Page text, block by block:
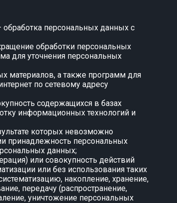
персональных данных с
обработки персональных
для уточнения персональных
материалов, а также программ для
по сетевому адресу
содержащихся в базах
информационных технологий и
которых невозможно
принадлежность персональных
данных;
или совокупность действий
или без использования таких
накопление, хранение,
передачу (распространение,
уничтожение персональных